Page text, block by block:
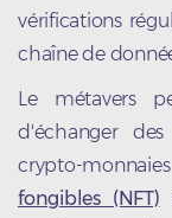
vérifications
chaîne de
Le métavers
d'échanger
crypto-
fongibles (NFT)